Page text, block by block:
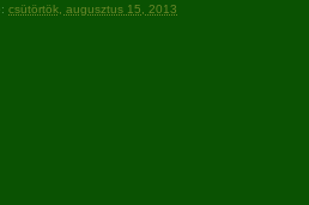
csütörtök, augusztus 15, 2013